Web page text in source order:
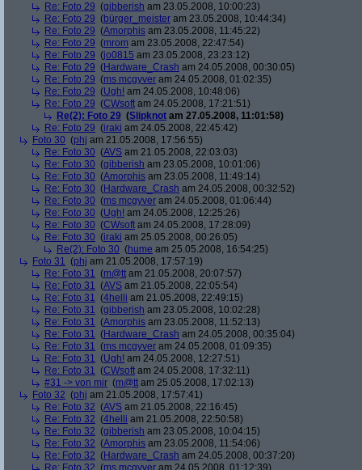
Re: Foto 29 (gibberish am 23.05.2008, 10:00:23)
Re: Foto 29 (bürger_meister am 23.05.2008, 10:44:34)
Re: Foto 29 (Amorphis am 23.05.2008, 11:45:22)
Re: Foto 29 (mrom am 23.05.2008, 22:47:54)
Re: Foto 29 (jo0815 am 23.05.2008, 23:23:12)
Re: Foto 29 (Hardware_Crash am 24.05.2008, 00:30:05)
Re: Foto 29 (ms mcgyver am 24.05.2008, 01:02:35)
Re: Foto 29 (Ugh! am 24.05.2008, 10:48:06)
Re: Foto 29 (CWsoft am 24.05.2008, 17:21:51)
Re(2): Foto 29 (Slipknot am 27.05.2008, 11:01:58)
Re: Foto 29 (iraki am 24.05.2008, 22:45:42)
Foto 30 (phj am 21.05.2008, 17:56:55)
Re: Foto 30 (AVS am 21.05.2008, 22:03:03)
Re: Foto 30 (gibberish am 23.05.2008, 10:01:06)
Re: Foto 30 (Amorphis am 23.05.2008, 11:49:14)
Re: Foto 30 (Hardware_Crash am 24.05.2008, 00:32:52)
Re: Foto 30 (ms mcgyver am 24.05.2008, 01:06:44)
Re: Foto 30 (Ugh! am 24.05.2008, 12:25:26)
Re: Foto 30 (CWsoft am 24.05.2008, 17:28:09)
Re: Foto 30 (iraki am 25.05.2008, 00:26:05)
Re(2): Foto 30 (hume am 25.05.2008, 16:54:25)
Foto 31 (phj am 21.05.2008, 17:57:19)
Re: Foto 31 (m@tt am 21.05.2008, 20:07:57)
Re: Foto 31 (AVS am 21.05.2008, 22:05:54)
Re: Foto 31 (4helli am 21.05.2008, 22:49:15)
Re: Foto 31 (gibberish am 23.05.2008, 10:02:28)
Re: Foto 31 (Amorphis am 23.05.2008, 11:52:13)
Re: Foto 31 (Hardware_Crash am 24.05.2008, 00:35:04)
Re: Foto 31 (ms mcgyver am 24.05.2008, 01:09:35)
Re: Foto 31 (Ugh! am 24.05.2008, 12:27:51)
Re: Foto 31 (CWsoft am 24.05.2008, 17:32:11)
#31 -> von mir (m@tt am 25.05.2008, 17:02:13)
Foto 32 (phj am 21.05.2008, 17:57:41)
Re: Foto 32 (AVS am 21.05.2008, 22:16:45)
Re: Foto 32 (4helli am 21.05.2008, 22:50:58)
Re: Foto 32 (gibberish am 23.05.2008, 10:04:15)
Re: Foto 32 (Amorphis am 23.05.2008, 11:54:06)
Re: Foto 32 (Hardware_Crash am 24.05.2008, 00:37:20)
Re: Foto 32 (ms mcgyver am 24.05.2008, 01:12:39)